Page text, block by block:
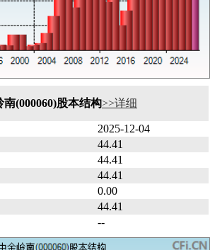
南(000060)股本结构>>详细
2025-12-04
44.41
44.41
44.41
0.00
44.41
--